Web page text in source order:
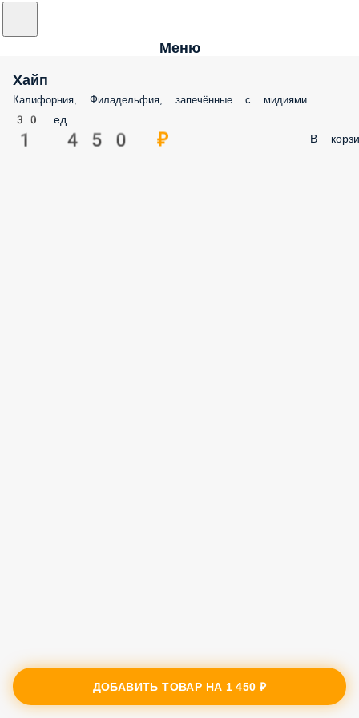
Меню
Хайп
Калифорния, Филадельфия, запечённые с мидиями
30 ед.
1 450 ₽ В
ДОБАВИТЬ ТОВАР НА 1 450 ₽